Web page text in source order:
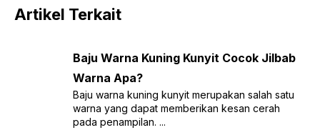
Artikel Terkait
Baju Warna Kuning Kunyit Cocok Jilbab
Warna Apa?
Baju warna kuning kunyit merupakan salah satu
warna yang dapat memberikan kesan cerah
pada penampilan. ...